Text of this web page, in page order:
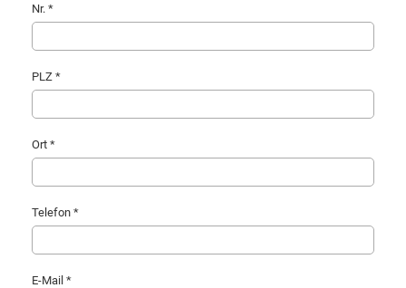
Nr. *
PLZ *
Ort *
Telefon *
E-Mail *